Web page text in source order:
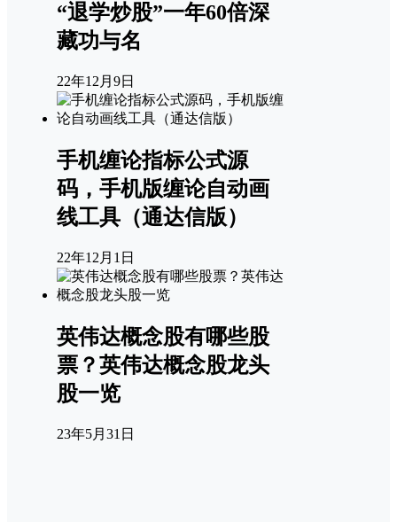
“退学炒股”一年60倍深
藏功与名
22年12月9日
手机缠论指标公式源
码，手机版缠论自动画
线工具（通达信版）
22年12月1日
英伟达概念股有哪些股
票？英伟达概念股龙头
股一览
23年5月31日